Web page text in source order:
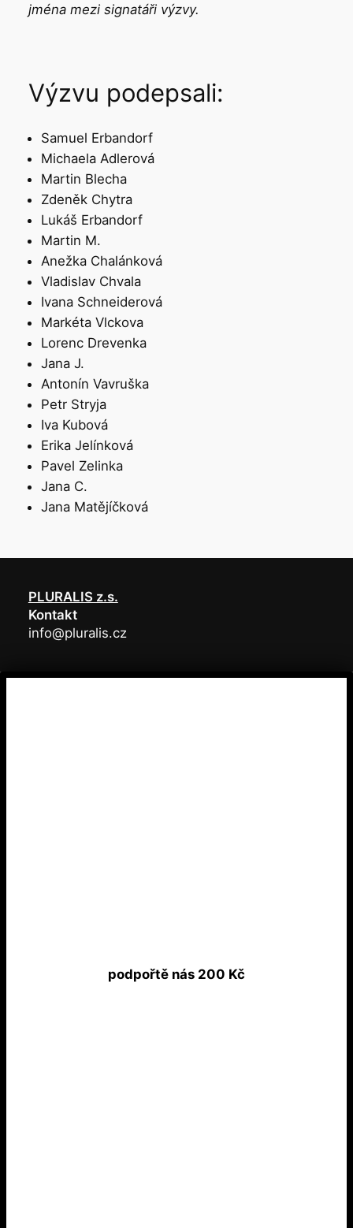
jména mezi signatáři výzvy.
Výzvu podepsali:
Samuel Erbandorf
Michaela Adlerová
Martin Blecha
Zdeněk Chytra
Lukáš Erbandorf
Martin M.
Anežka Chalánková
Vladislav Chvala
Ivana Schneiderová
Markéta Vlckova
Lorenc Drevenka
Jana J.
Antonín Vavruška
Petr Stryja
Iva Kubová
Erika Jelínková
Pavel Zelinka
Jana C.
Jana Matějíčková
PLURALIS z.s.
Kontakt
info@pluralis.cz
podpořtě nás 200 Kč